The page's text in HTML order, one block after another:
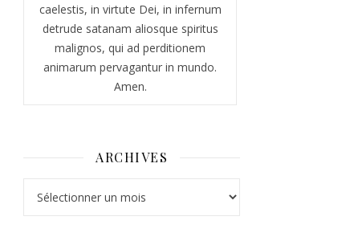
caelestis, in virtute Dei, in infernum
detrude satanam aliosque spiritus
malignos, qui ad perditionem
animarum pervagantur in mundo.
Amen.
ARCHIVES